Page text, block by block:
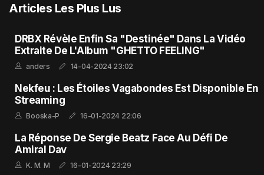
Articles Les Plus Lus
DRBX Révèle Enfin Sa "Destinée" Dans La Vidéo
Extraite De L'Album "GHETTO FEELING"
anders 14-04-2024 23:02
Nekfeu : Les Étoiles Vagabondes Est Disponible En
Streaming
Booska-P 16-01-2024 22:06
La Réponse De Sergie Beatz Face Au Défi De
Amiral Dav
K. M. M 16-01-2024 23:29